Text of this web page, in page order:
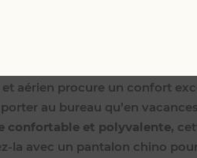
légère et raffinée avec notre
pièce essentielle pensée
voile de
et laisse circuler l’air
aérien procure un confort
au bureau qu’en
confortable et polyvalente,
la avec un pantalon chino